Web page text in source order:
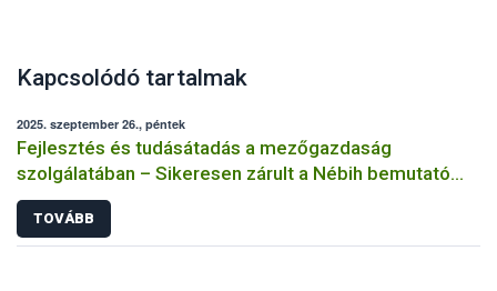
Kapcsolódó tartalmak
2025. szeptember 26., péntek
Fejlesztés és tudásátadás a mezőgazdaság
szolgálatában – Sikeresen zárult a Nébih bemutató
üzemi projektje
TOVÁBB